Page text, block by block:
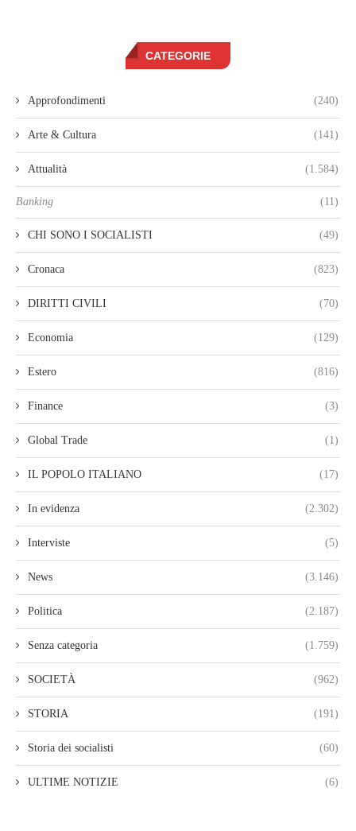
CATEGORIE
Approfondimenti (240)
Arte & Cultura (141)
Attualità (1.584)
Banking (11)
CHI SONO I SOCIALISTI (49)
Cronaca (823)
DIRITTI CIVILI (70)
Economia (129)
Estero (816)
Finance (3)
Global Trade (1)
IL POPOLO ITALIANO (17)
In evidenza (2.302)
Interviste (5)
News (3.146)
Politica (2.187)
Senza categoria (1.759)
SOCIETÀ (962)
STORIA (191)
Storia dei socialisti (60)
ULTIME NOTIZIE (6)